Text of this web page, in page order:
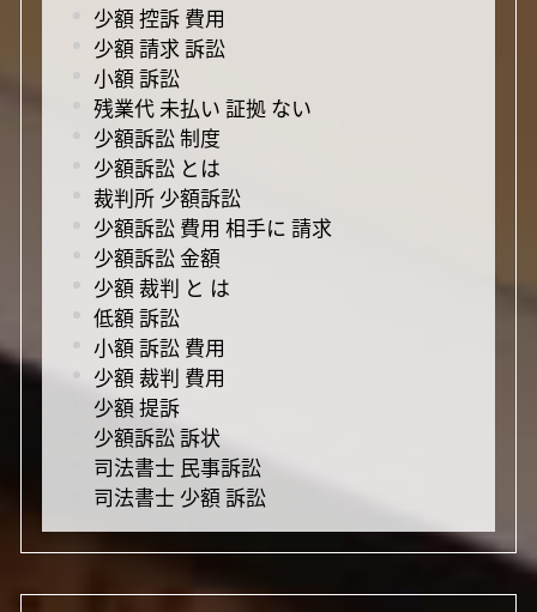
少額 控訴 費用
少額 請求 訴訟
小額 訴訟
残業代 未払い 証拠 ない
少額訴訟 制度
少額訴訟 とは
裁判所 少額訴訟
少額訴訟 費用 相手に 請求
少額訴訟 金額
少額 裁判 と は
低額 訴訟
小額 訴訟 費用
少額 裁判 費用
少額 提訴
少額訴訟 訴状
司法書士 民事訴訟
司法書士 少額 訴訟